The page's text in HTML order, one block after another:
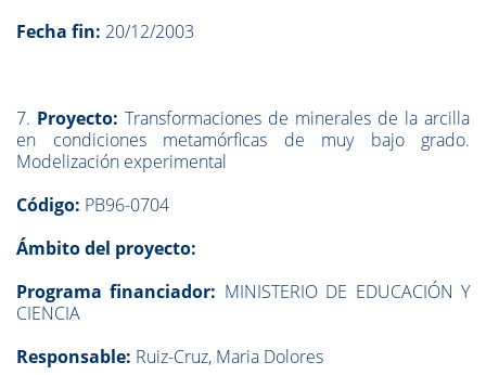
Fecha fin: 20/12/2003
7. Proyecto: Transformaciones de minerales de la arcilla
en condiciones metamórficas de muy bajo grado.
Modelización experimental
Código: PB96-0704
Ámbito del proyecto:
Programa financiador: MINISTERIO DE EDUCACIÓN Y
CIENCIA
Responsable: Ruiz-Cruz, Maria Dolores